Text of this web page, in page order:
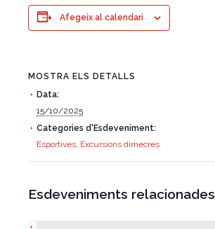
Afegeix al calendari
MOSTRA ELS DETALLS
Data:
15/10/2025
Categories d'Esdeveniment:
Esportives, Excursions dimecres
Esdeveniments relacionades